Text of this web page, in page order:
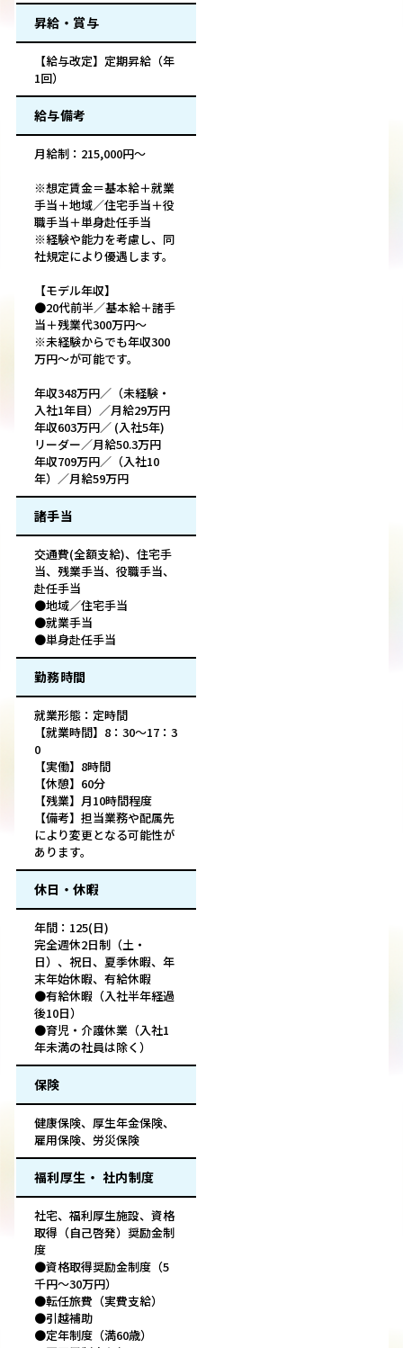
昇給・賞与
【給与改定】定期昇給（年
1回）
給与備考
月給制：215,000円～
※想定賃金＝基本給＋就業
手当＋地域／住宅手当＋役
職手当＋単身赴任手当
※経験や能力を考慮し、同
社規定により優遇します。
【モデル年収】
●20代前半／基本給＋諸手
当＋残業代300万円～
※未経験からでも年収300
万円～が可能です。
年収348万円／（未経験・
入社1年目）／月給29万円
年収603万円／ (入社5年)
リーダー／月給50.3万円
年収709万円／（入社10
年）／月給59万円
諸手当
交通費(全額支給)、住宅手
当、残業手当、役職手当、
赴任手当
●地域／住宅手当
●就業手当
●単身赴任手当
勤務時間
就業形態：定時間
【就業時間】8：30～17：3
0
【実働】8時間
【休憩】60分
【残業】月10時間程度
【備考】担当業務や配属先
により変更となる可能性が
あります。
休日・休暇
年間：125(日)
完全週休2日制（土・
日）、祝日、夏季休暇、年
末年始休暇、有給休暇
●有給休暇（入社半年経過
後10日）
●育児・介護休業（入社1
年未満の社員は除く）
保険
健康保険、厚生年金保険、
雇用保険、労災保険
福利厚生・ 社内制度
社宅、福利厚生施設、資格
取得（自己啓発）奨励金制
度
●資格取得奨励金制度（5
千円～30万円）
●転任旅費（実費支給）
●引越補助
●定年制度（満60歳）